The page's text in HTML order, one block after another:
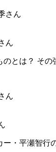
ん
とは？ その
・平瀬智行